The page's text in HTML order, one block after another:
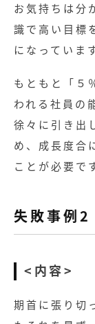
お気持ちは分
識で高い目標
になっていま
もともと「５
われる社員
徐々に引き出
め、成長度合
ことが必要で
失敗事例2
<内容>
期首に張り切